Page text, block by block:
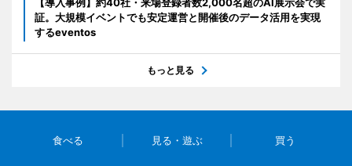
証。大規模イベントでも安定運営と開催後のデータ活用を実現
するeventos
もっと見る
食べる 見る・遊ぶ 買う